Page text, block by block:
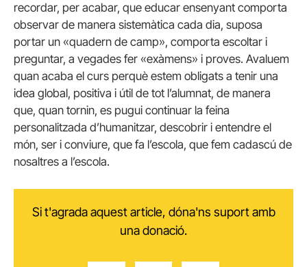
recordar, per acabar, que educar ensenyant comporta
observar de manera sistemàtica cada dia, suposa
portar un «quadern de camp», comporta escoltar i
preguntar, a vegades fer «exàmens» i proves. Avaluem
quan acaba el curs perquè estem obligats a tenir una
idea global, positiva i útil de tot l’alumnat, de manera
que, quan tornin, es pugui continuar la feina
personalitzada d’humanitzar, descobrir i entendre el
món, ser i conviure, que fa l’escola, que fem cadascú de
nosaltres a l’escola.
Si t'agrada aquest article, dóna'ns suport amb
una donació.